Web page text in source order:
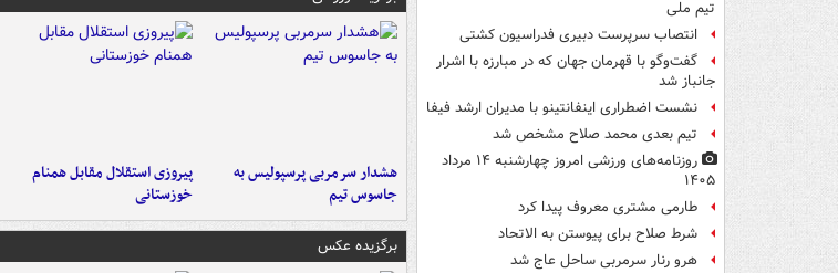
تیم ملی
انتصاب سرپرست دبیری فدراسیون کشتی
گفت‌وگو با قهرمان جهان که در مبارزه با اشرار
جانباز شد
نشست اضطراری اینفانتینو با مدیران ارشد فیفا
تیم بعدی محمد صلاح مشخص شد
روزنامه‌های ورزشی امروز چهارشنبه ۱۴ مرداد
۱۴۰۵
طارمی مشتری معروف پیدا کرد
شرط صلاح برای پیوستن به الاتحاد
هرو رنار سرمربی ساحل عاج شد
هشدار سرمربی پرسپولیس به
جاسوس تیم
پیروزی استقلال مقابل همنام
خوزستانی
برگزیده عکس